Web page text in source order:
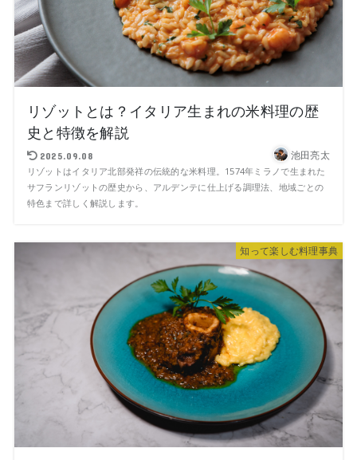
リゾットとは？イタリア生まれの米料理の歴
史と特徴を解説
2025.09.08 池田亮太
リゾットはイタリア北部発祥の伝統的な米料理。1574年ミラノで生まれた
サフランリゾットの歴史から、アルデンテに仕上げる調理法、地域ごとの
特色まで詳しく解説します。
知って楽しむ料理事典